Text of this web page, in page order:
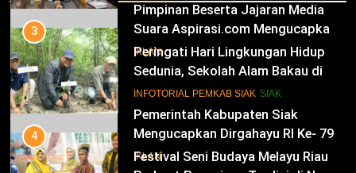
Pimpinan Beserta Jajaran Media
Suara Aspirasi.com Mengucapkan
Selamat HUT RI Ke-79
IKLAN
13
Pemerintah Kabupaten Siak
Mengucapkan Dirgahayu RI Ke- 79
IKLAN
3
Peringati Hari Lingkungan Hidup
Sedunia, Sekolah Alam Bakau di
Siak Cetak Generasi Penjaga
Pesisir
INFOTORIAL PEMKAB SIAK SIAK
4
Festival Seni Budaya Melayu Riau